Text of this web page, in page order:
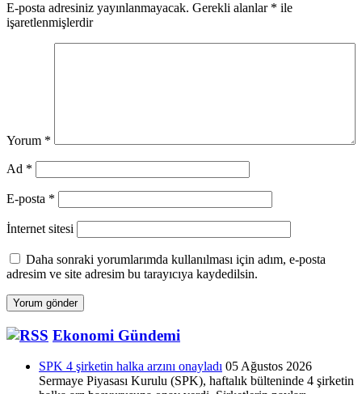
E-posta adresiniz yayınlanmayacak. Gerekli alanlar * ile
işaretlenmişlerdir
Yorum *
Ad *
E-posta *
İnternet sitesi
Daha sonraki yorumlarımda kullanılması için adım, e-posta
adresim ve site adresim bu tarayıcıya kaydedilsin.
Ekonomi Gündemi
SPK 4 şirketin halka arzını onayladı 05 Ağustos 2026
Sermaye Piyasası Kurulu (SPK), haftalık bülteninde 4 şirketin